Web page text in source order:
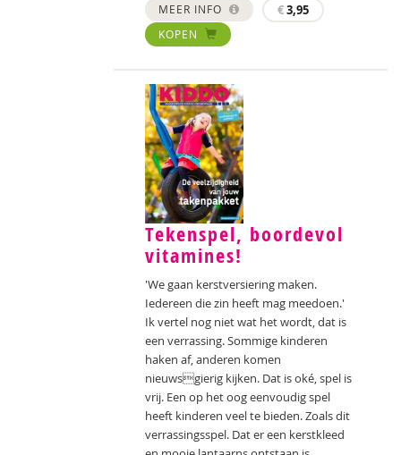
MEER INFO €3,95
KOPEN
Tekenspel, boordevol
vitamines!
'We gaan kerstversiering maken.
Iedereen die zin heeft mag meedoen.'
Ik vertel nog niet wat het wordt, dat is
een verrassing. Sommige kinderen
haken af, anderen komen
nieuwsgierig kijken. Dat is oké, spel is
vrij. Een op het oog eenvoudig spel
heeft kinderen veel te bieden. Zoals dit
verrassingsspel. Dat er een kerstkleed